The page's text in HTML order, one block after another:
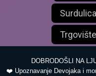
DOBRODOŠLI NA
❤️ Upoznavanje Devojaka i